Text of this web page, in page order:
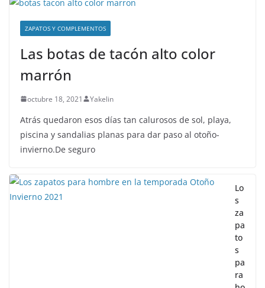
ZAPATOS Y COMPLEMENTOS
Las botas de tacón alto color
marrón
octubre 18, 2021 Yakelin
Atrás quedaron esos días tan calurosos de sol, playa,
piscina y sandalias planas para dar paso al otoño-
invierno.De seguro
Lo
s
za
pa
to
s
pa
ra